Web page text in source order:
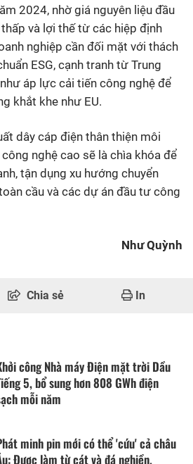
2024, nhờ giá nguyên liệu đầu
và lợi thế từ các hiệp định
nghiệp cần đối mặt với thách
ESG, cạnh tranh từ Trung
áp lực cải tiến công nghệ để
khắt khe như EU.
dây cáp điện thân thiện môi
nghệ cao sẽ là chìa khóa để
tận dụng xu hướng chuyển
cầu và các dự án đầu tư công
Như Quỳnh
Chia sẻ In
công Nhà máy Điện mặt trời Dầu
5, bổ sung hơn 808 GWh điện
mỗi năm
minh pin mới có thể 'cứu' cả châu
Được làm từ cát và đá nghiền,